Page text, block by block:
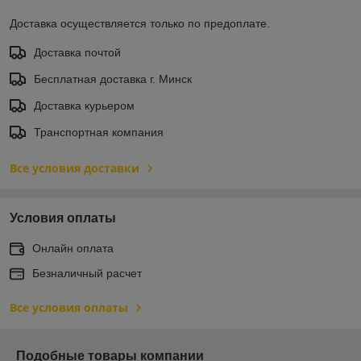
Доставка осуществляется только по предоплате.
Доставка почтой
Бесплатная доставка г. Минск
Доставка курьером
Транспортная компания
Все условия доставки
Условия оплаты
Онлайн оплата
Безналичный расчет
Все условия оплаты
Подобные товары компании